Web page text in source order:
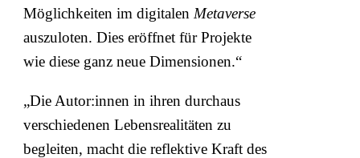
Möglichkeiten im digitalen Metaverse
auszuloten. Dies eröffnet für Projekte
wie diese ganz neue Dimensionen.“
„Die Autor:innen in ihren durchaus
verschiedenen Lebensrealitäten zu
begleiten, macht die reflektive Kraft des